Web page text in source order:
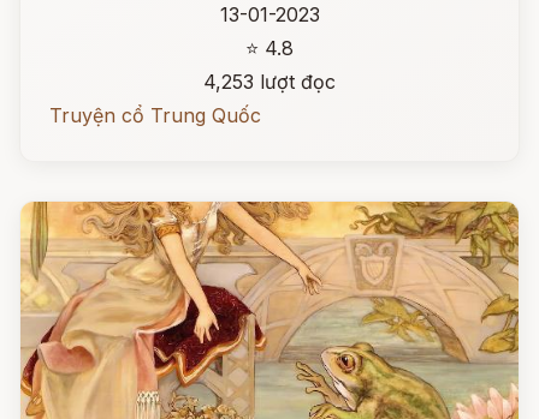
13-01-2023
⭐ 4.8
4,253 lượt đọc
Truyện cổ Trung Quốc